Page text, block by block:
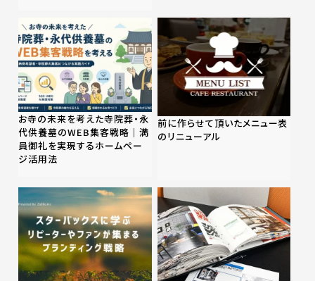
お寺の未来を考えた寺院葬・永
代供養墓のWEB集客戦略｜満
員御礼を実現するホームペー
ジ活用法
前に作らせて頂いたメニュー表
のリニューアル